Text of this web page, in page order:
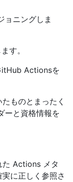
ョニングしま
す。
Actionsを
ものとまったく
ーと資格情報を
た Actions メタ
に正しく参照さ